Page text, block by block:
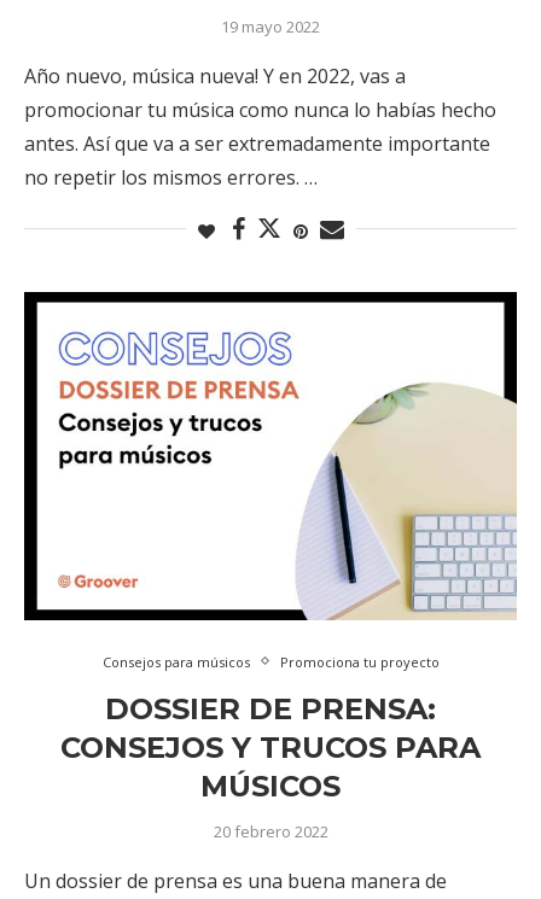
19 mayo 2022
Año nuevo, música nueva! Y en 2022, vas a
promocionar tu música como nunca lo habías hecho
antes. Así que va a ser extremadamente importante
no repetir los mismos errores. …
Consejos para músicos Promociona tu proyecto
DOSSIER DE PRENSA:
CONSEJOS Y TRUCOS PARA
MÚSICOS
20 febrero 2022
Un dossier de prensa es una buena manera de